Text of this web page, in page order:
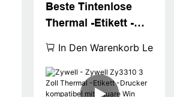
Beste Tintenlose
Thermal -Etikett -
Android IOS System
ZY3310 Bluetooth
Sticker Barcode QR
In Den Warenkorb Legen